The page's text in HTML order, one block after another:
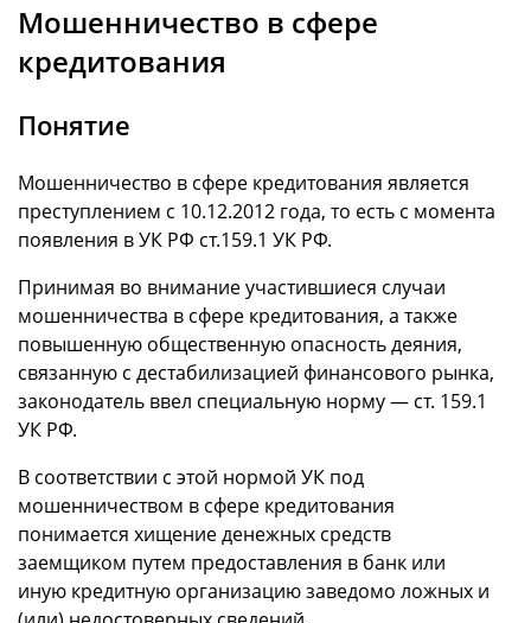
Мошенничество в сфере
кредитования
Понятие
Мошенничество в сфере кредитования является
преступлением с 10.12.2012 года, то есть с момента
появления в УК РФ ст.159.1 УК РФ.
Принимая во внимание участившиеся случаи
мошенничества в сфере кредитования, а также
повышенную общественную опасность деяния,
связанную с дестабилизацией финансового рынка,
законодатель ввел специальную норму — ст. 159.1
УК РФ.
В соответствии с этой нормой УК под
мошенничеством в сфере кредитования
понимается хищение денежных средств
заемщиком путем предоставления в банк или
иную кредитную организацию заведомо ложных и